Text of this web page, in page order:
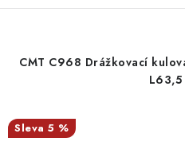
CMT C968 Drážkovací
L63,5
5 %